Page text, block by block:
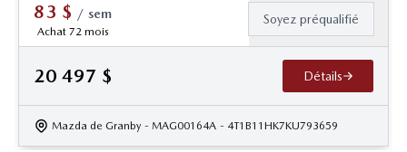
83 $ / sem
Achat 72 mois
Soyez préqualifié
20 497 $ Détails
Mazda de Granby - MAG00164A - 4T1B11HK7KU793659